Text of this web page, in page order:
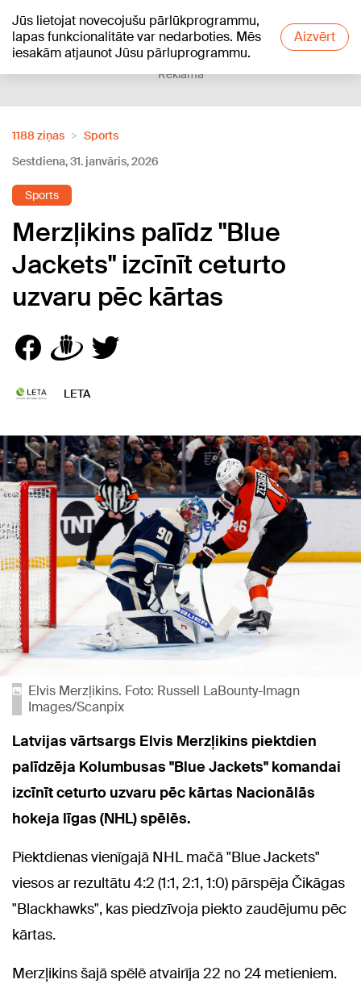
Jūs lietojat novecojušu pārlūkprogrammu,
lapas funkcionalitāte var nedarboties. Mēs
iesakām atjaunot Jūsu pārluprogrammu.
Aizvērt
+23°C
Reklāma
1188 ziņas
Sports
Sestdiena, 31. janvāris, 2026
Sports
Merzļikins palīdz "Blue
Jackets" izcīnīt ceturto
uzvaru pēc kārtas
LETA
Elvis Merzļikins. Foto: Russell LaBounty-Imagn
Images/Scanpix
Latvijas vārtsargs Elvis Merzļikins piektdien
palīdzēja Kolumbusas "Blue Jackets" komandai
izcīnīt ceturto uzvaru pēc kārtas Nacionālās
hokeja līgas (NHL) spēlēs.
Piektdienas vienīgajā NHL mačā "Blue Jackets"
viesos ar rezultātu 4:2 (1:1, 2:1, 1:0) pārspēja Čikāgas
"Blackhawks", kas piedzīvoja piekto zaudējumu pēc
kārtas.
Merzļikins šajā spēlē atvairīja 22 no 24 metieniem.